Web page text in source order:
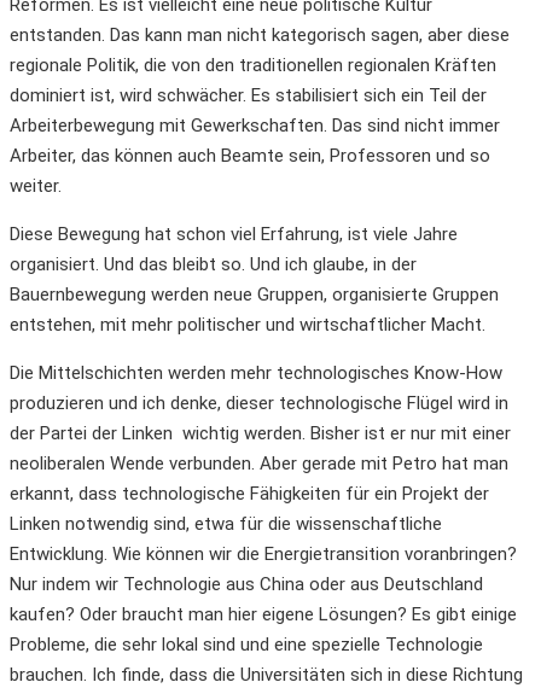
Reformen. Es ist vielleicht eine neue politische Kultur
entstanden. Das kann man nicht kategorisch sagen, aber diese
regionale Politik, die von den traditionellen regionalen Kräften
dominiert ist, wird schwächer. Es stabilisiert sich ein Teil der
Arbeiterbewegung mit Gewerkschaften. Das sind nicht immer
Arbeiter, das können auch Beamte sein, Professoren und so
weiter.
Diese Bewegung hat schon viel Erfahrung, ist viele Jahre
organisiert. Und das bleibt so. Und ich glaube, in der
Bauernbewegung werden neue Gruppen, organisierte Gruppen
entstehen, mit mehr politischer und wirtschaftlicher Macht.
Die Mittelschichten werden mehr technologisches Know-How
produzieren und ich denke, dieser technologische Flügel wird in
der Partei der Linken wichtig werden. Bisher ist er nur mit einer
neoliberalen Wende verbunden. Aber gerade mit Petro hat man
erkannt, dass technologische Fähigkeiten für ein Projekt der
Linken notwendig sind, etwa für die wissenschaftliche
Entwicklung. Wie können wir die Energietransition voranbringen?
Nur indem wir Technologie aus China oder aus Deutschland
kaufen? Oder braucht man hier eigene Lösungen? Es gibt einige
Probleme, die sehr lokal sind und eine spezielle Technologie
brauchen. Ich finde, dass die Universitäten sich in diese Richtung